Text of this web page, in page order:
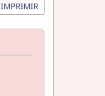
IMPRIMIR